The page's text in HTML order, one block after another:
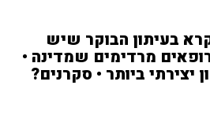
בעיתון הבוקר שיש
מרדימים שמדינה •
יצירתי ביותר • סקרנים?